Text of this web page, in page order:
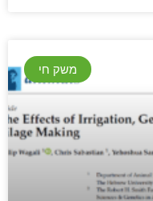
משק חי